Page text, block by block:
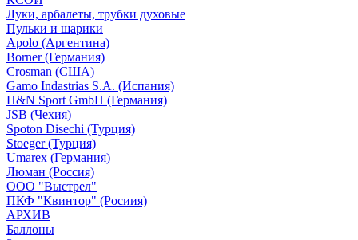
Луки, арбалеты, трубки духовые
Пульки и шарики
Apolo (Аргентина)
Borner (Германия)
Crosman (США)
Gamo Indastrias S.A. (Испания)
H&N Sport GmbH (Германия)
JSB (Чехия)
Spoton Disechi (Турция)
Stoeger (Турция)
Umarex (Германия)
Люман (Россия)
ООО "Выстрел"
ПКФ "Квинтор" (Росиия)
АРХИВ
Баллоны